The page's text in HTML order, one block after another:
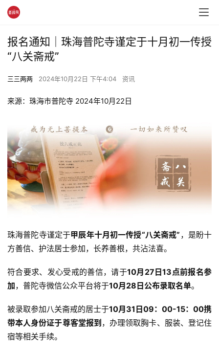
报名通知｜珠海普陀寺谨定于十月初一传授
“八关斋戒”
三三两两 2024年10月22日 下午4:04 资讯
来源：珠海市普陀寺 2024年10月22日
珠海普陀寺谨定于甲辰年十月初一传授“八关斋戒” ，是盼十
方善信、护法居士参加，长养善根，共沾法喜。
符合要求、发心受戒的善信，请于10月27日13点前报名参
加，普陀寺微信公众平台将于10月28日公布录取名单。
被录取参加八关斋戒的居士于10月31日09：00-15：00携
带本人身份证于尊客堂报到，办理领取胸卡、服装、登记住
宿等相关手续。